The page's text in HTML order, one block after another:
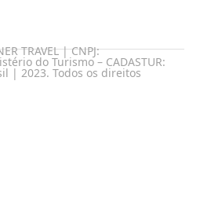
TRAVEL | CNPJ:
do Turismo – CADASTUR:
| 2023. Todos os direitos